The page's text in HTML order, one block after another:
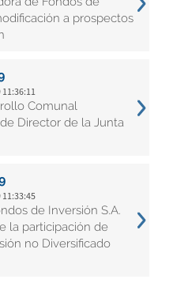
a prospectos
Comunal
Director de la Junta
de Inversión S.A.
la participación de
no Diversificado